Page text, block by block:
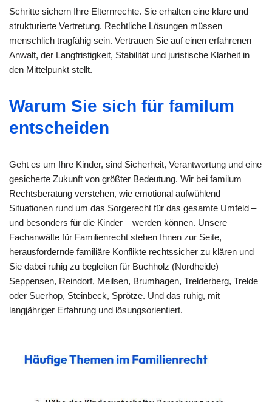
Schritte sichern Ihre Elternrechte. Sie erhalten eine klare und
strukturierte Vertretung. Rechtliche Lösungen müssen
menschlich tragfähig sein. Vertrauen Sie auf einen erfahrenen
Anwalt, der Langfristigkeit, Stabilität und juristische Klarheit in
den Mittelpunkt stellt.
Warum Sie sich für familum
entscheiden
Geht es um Ihre Kinder, sind Sicherheit, Verantwortung und eine
gesicherte Zukunft von größter Bedeutung. Wir bei familum
Rechtsberatung verstehen, wie emotional aufwühlend
Situationen rund um das Sorgerecht für das gesamte Umfeld –
und besonders für die Kinder – werden können. Unsere
Fachanwälte für Familienrecht stehen Ihnen zur Seite,
herausfordernde familiäre Konflikte rechtssicher zu klären und
Sie dabei ruhig zu begleiten für Buchholz (Nordheide) –
Seppensen, Reindorf, Meilsen, Brumhagen, Trelderberg, Trelde
oder Suerhop, Steinbeck, Sprötze. Und das ruhig, mit
langjähriger Erfahrung und lösungsorientiert.